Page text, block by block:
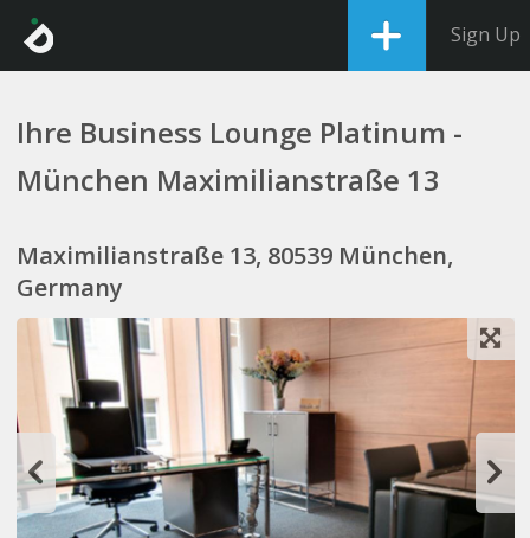
Sign Up
Ihre Business Lounge Platinum -
München Maximilianstraße 13
Maximilianstraße 13, 80539 München,
Germany